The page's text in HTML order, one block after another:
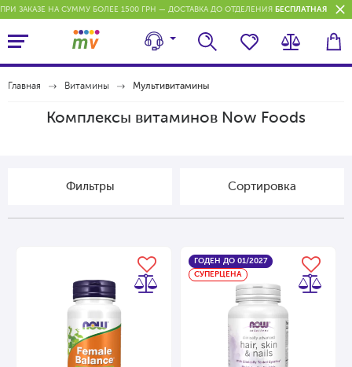
ПРИ ЗАКАЗЕ НА СУММУ БОЛЕЕ 1500 ГРН — ДОСТАВКА ДО ОТДЕЛЕНИЯ БЕСПЛАТНАЯ
Главная Витамины Мультивитамины
Комплексы витаминов Now Foods
Фильтры Cортировка
ГОДЕН ДО 01/2027
СУПЕРЦЕНА